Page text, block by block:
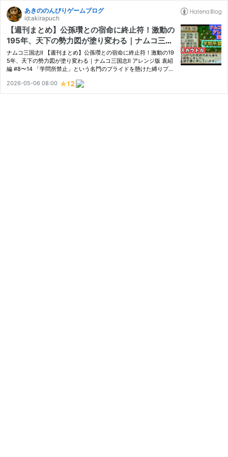
あきののんびりゲームブログ
id:akirapuch
【週刊まとめ】公孫瓚との宿命に終止符！激動の
195年、天下の勢力図が塗り変わる｜ナムコ三国
志Ⅱ アレンジ版 袁紹編 #8〜14
ナムコ三国志Ⅱ 【週刊まとめ】公孫瓚との宿命に終止符！激動の19
5年、天下の勢力図が塗り変わる｜ナムコ三国志Ⅱ アレンジ版 袁紹
編 #8〜14 「学問所禁止」という名門のプライドを懸けた縛りプレ
綱である張郃（ちょうこう）の寝返りといった絶体絶命のピンチ。
…
2026-05-06 08:00